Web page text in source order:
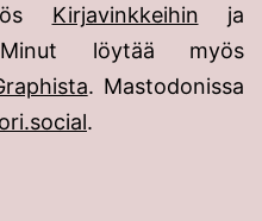
Kirjavinkkeihin ja
löytää myös
. Mastodonissa
.